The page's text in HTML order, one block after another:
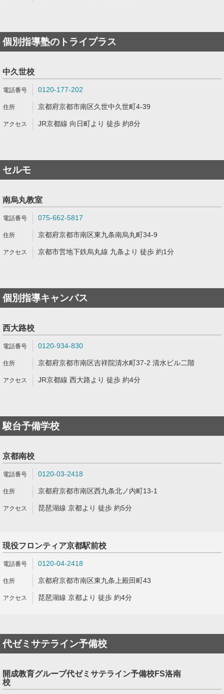
個別指導塾のトライプラス
中久世校
0120-177-202
京都府京都市南区久世中久世町4-39
JR京都線 向日町より 徒歩 約8分
セルモ
南烏丸教室
075-662-5817
京都府京都市南区東九条南烏丸町34-9
京都市営地下鉄烏丸線 九条より 徒歩 約1分
個別指導キャンパス
西大路校
0120-934-830
京都府京都市南区吉祥院清水町37-2 清水ビル二階
JR京都線 西大路より 徒歩 約4分
駿台予備学校
京都南校
0120-03-2418
京都府京都市南区西九条北ノ内町13-1
琵琶湖線 京都より 徒歩 約5分
現役フロンティア京都駅前校
0120-04-2418
京都府京都市南区東九条上殿田町43
琵琶湖線 京都より 徒歩 約4分
代ゼミサテライン予備校
開成教育グループ代ゼミサテライン予備校FS洛南
校